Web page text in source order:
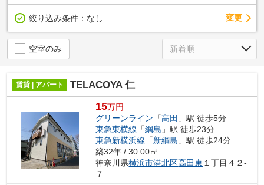
絞り込み条件： なし 変更
空室のみ
賃貸 | アパート TELACOYA 仁
15万円
グリーンライン 「高田 」駅 徒歩5分
東急東横線 「綱島 」駅 徒歩23分
東急新横浜線 「新綱島 」駅 徒歩24分
築32年 / 30.00㎡
神奈川県横浜市港北区高田東 １丁目４２-
７